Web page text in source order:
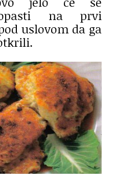
na prvi
uslovom da ga